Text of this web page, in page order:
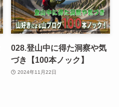
028.登山中に得た洞察や気
づき【100本ノック】
2024年11月22日